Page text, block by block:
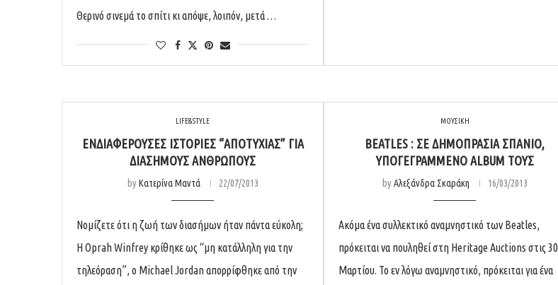
Θερινό σινεμά το σπίτι κι απόψε, λοιπόν, μετά …
LIFE&STYLE
ΕΝΔΙΑΦΈΡΟΥΣΕΣ ΙΣΤΟΡΊΕΣ “ΑΠΟΤΥΧΊΑΣ” ΓΙΑ
ΔΙΆΣΗΜΟΥΣ ΑΝΘΡΏΠΟΥΣ
byΚατερίνα Μαντά 22/07/2013
Νομίζετε ότι η ζωή των διασήμων ήταν πάντα εύκολη;
Η Oprah Winfrey κρίθηκε ως “μη κατάλληλη για την
τηλεόραση”, ο Michael Jordan απορρίφθηκε από την
ΜΟΥΣΙΚΗ
BEATLES : ΣΕ ΔΗΜΟΠΡΑΣΊΑ ΣΠΆΝΙΟ,
ΥΠΟΓΕΓΡΑΜΜΈΝΟ ALBUM ΤΟΥΣ
byΑλεξάνδρα Σκαράκη 16/03/2013
Ακόμα ένα συλλεκτικό αναμνηστικό των Beatles,
πρόκειται να πουληθεί στη Heritage Auctions στις 30
Μαρτίου. Το εν λόγω αναμνηστικό, πρόκειται για ένα